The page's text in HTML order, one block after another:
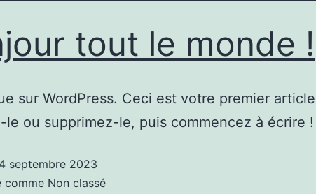
tout le monde !
sur WordPress. Ceci est votre premier
le ou supprimez-le, puis commencez à écrire !
septembre 2023
comme Non classé